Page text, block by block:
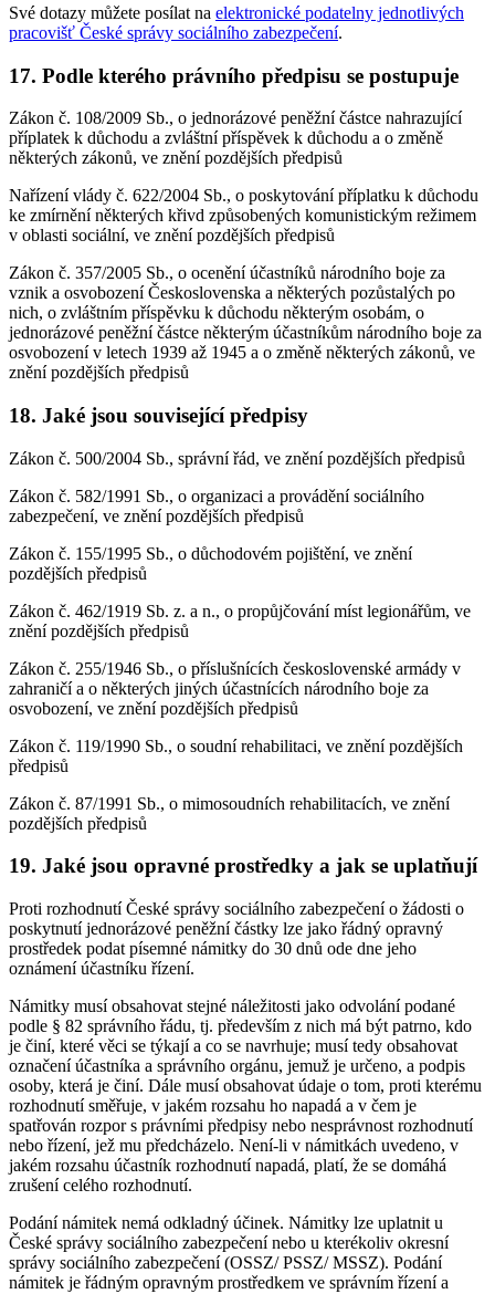
Své dotazy můžete posílat na elektronické podatelny jednotlivých
pracovišť České správy sociálního zabezpečení.
17. Podle kterého právního předpisu se postupuje
Zákon č. 108/2009 Sb., o jednorázové peněžní částce nahrazující
příplatek k důchodu a zvláštní příspěvek k důchodu a o změně
některých zákonů, ve znění pozdějších předpisů
Nařízení vlády č. 622/2004 Sb., o poskytování příplatku k důchodu
ke zmírnění některých křivd způsobených komunistickým režimem
v oblasti sociální, ve znění pozdějších předpisů
Zákon č. 357/2005 Sb., o ocenění účastníků národního boje za
vznik a osvobození Československa a některých pozůstalých po
nich, o zvláštním příspěvku k důchodu některým osobám, o
jednorázové peněžní částce některým účastníkům národního boje za
osvobození v letech 1939 až 1945 a o změně některých zákonů, ve
znění pozdějších předpisů
18. Jaké jsou související předpisy
Zákon č. 500/2004 Sb., správní řád, ve znění pozdějších předpisů
Zákon č. 582/1991 Sb., o organizaci a provádění sociálního
zabezpečení, ve znění pozdějších předpisů
Zákon č. 155/1995 Sb., o důchodovém pojištění, ve znění
pozdějších předpisů
Zákon č. 462/1919 Sb. z. a n., o propůjčování míst legionářům, ve
znění pozdějších předpisů
Zákon č. 255/1946 Sb., o příslušnících československé armády v
zahraničí a o některých jiných účastnících národního boje za
osvobození, ve znění pozdějších předpisů
Zákon č. 119/1990 Sb., o soudní rehabilitaci, ve znění pozdějších
předpisů
Zákon č. 87/1991 Sb., o mimosoudních rehabilitacích, ve znění
pozdějších předpisů
19. Jaké jsou opravné prostředky a jak se uplatňují
Proti rozhodnutí České správy sociálního zabezpečení o žádosti o
poskytnutí jednorázové peněžní částky lze jako řádný opravný
prostředek podat písemné námitky do 30 dnů ode dne jeho
oznámení účastníku řízení.
Námitky musí obsahovat stejné náležitosti jako odvolání podané
podle § 82 správního řádu, tj. především z nich má být patrno, kdo
je činí, které věci se týkají a co se navrhuje; musí tedy obsahovat
označení účastníka a správního orgánu, jemuž je určeno, a podpis
osoby, která je činí. Dále musí obsahovat údaje o tom, proti kterému
rozhodnutí směřuje, v jakém rozsahu ho napadá a v čem je
spatřován rozpor s právními předpisy nebo nesprávnost rozhodnutí
nebo řízení, jež mu předcházelo. Není-li v námitkách uvedeno, v
jakém rozsahu účastník rozhodnutí napadá, platí, že se domáhá
zrušení celého rozhodnutí.
Podání námitek nemá odkladný účinek. Námitky lze uplatnit u
České správy sociálního zabezpečení nebo u kterékoliv okresní
správy sociálního zabezpečení (OSSZ/ PSSZ/ MSSZ). Podání
námitek je řádným opravným prostředkem ve správním řízení a